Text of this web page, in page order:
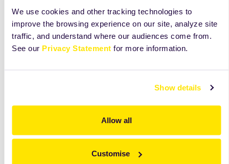
We use cookies and other tracking technologies to
improve the browsing experience on our site, analyze site
traffic, and understand where our audiences come from.
See our Privacy Statement for more information.
Show details
Allow all
Customise
Kongo
více
Tisk